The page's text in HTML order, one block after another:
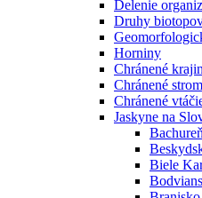
Delenie
Druhy
Horniny
Chránené
Chránené
Chránené
Jaskyne na
Biele